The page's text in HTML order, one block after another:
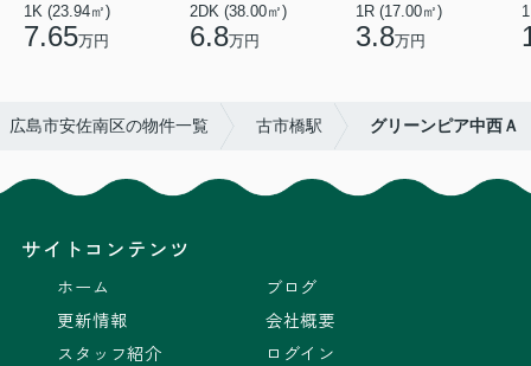
1K (23.94㎡)
7.65万円
2DK (38.00㎡)
6.8万円
1R (17.00㎡)
3.8万円
広島市安佐南区の物件一覧 古市橋駅 グリーンピア中西Ａ
サイトコンテンツ
ホーム
更新情報
スタッフ紹介
ブログ
会社概要
ログイン